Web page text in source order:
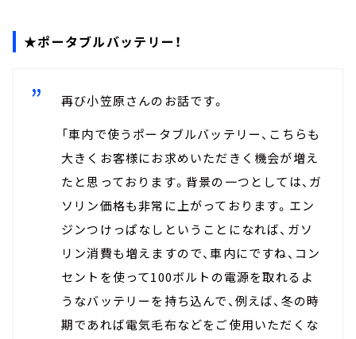
★ポータブルバッテリー！
再び小笠原さんのお話です。
「車内で使うポータブルバッテリー、こちらも
大きくお客様にお求めいただきく機会が増え
たと思っております。背景の一つとしては、ガ
ソリン価格も非常に上がっております。エン
ジンつけっぱなしということになれば、ガソ
リン消費も増えますので、車内にですね、コン
セントを使って100ボルトの電源を取れるよ
うなバッテリーを持ち込んで、例えば、冬の時
期であれば電気毛布などをご使用いただくな